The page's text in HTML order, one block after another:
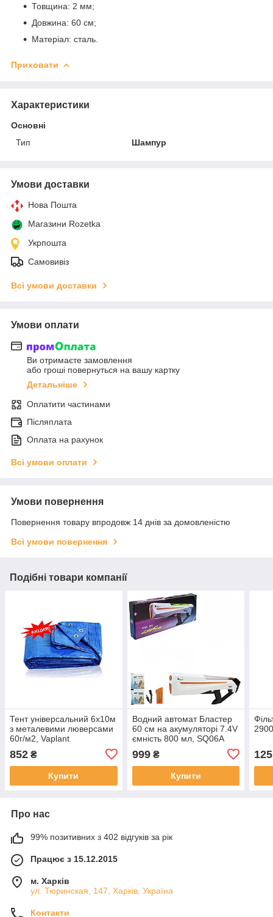
Товщина: 2 мм;
Довжина: 60 см;
Матеріал: сталь.
Приховати
Характеристики
Основні
Тип
Шампур
Умови доставки
Нова Пошта
Магазини Rozetka
Укрпошта
Самовивіз
Всі умови доставки
Умови оплати
Ви отримаєте замовлення
або гроші повернуться на вашу картку
Детальніше
Оплатити частинами
Післяплата
Оплата на рахунок
Всі умови оплати
Умови повернення
Повернення товару впродовж 14 днів за домовленістю
Всі умови повернення
Подібні товари компанії
Тент універсальний 6х10м
з металевими люверсами
60г/м2, Vaplant
852 ₴
Купити
Водний автомат Бластер
60 см на акумуляторі 7.4V
ємність 800 мл, SQ06A
999₴
Купити
125
Про нас
99% позитивних з 402 відгуків за рік
Працює з 15.12.2015
м. Харків
ул. Тюринская, 147, Харків, Україна
Контакти